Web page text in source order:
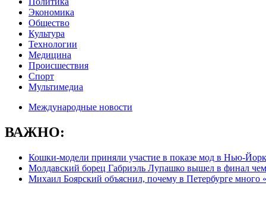
Экономика
Общество
Культура
Технологии
Медицина
Происшествия
Спорт
Мультимедиа
Международные новости
ВАЖНО:
Кошки-модели приняли участие в показе мод в Нью-
Молдавский борец Габриэль Лупашко вышел в финал
Михаил Боярский объяснил, почему в Петербурге много